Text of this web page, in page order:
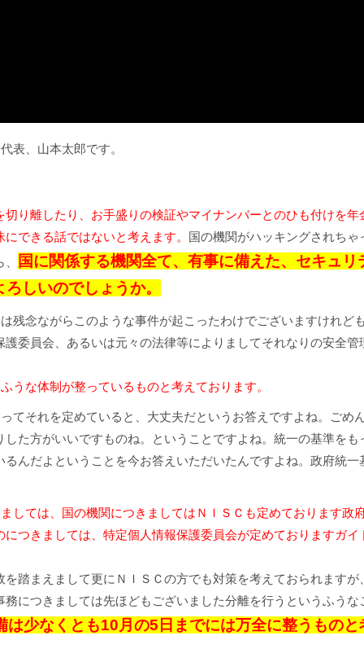
、山本太郎です。
り離したり、お手盛りの検証やマイナンバーとのひも付けを年
できる話ではないと考えます。 国の機関がハッキングされちゃ
国に関係する機関全て、有事に備えた、セキュリ
しいのでしょうか。
念ながらこのような事件が起こったわけでございますけれど
委員会、あるいは元々の法律等によりましてそれなりの安全管
うな体制が整っているものと考えております。
それを定めていると、大丈夫だというお答えですよね。ごめ
た方がいいですものね。ということですよね。統一の基準をも
んだよということを今お答えいただいたんですよね。政府統一
しては、国の機関につきましてはＮＩＳＣも定めております政
つきましては、特定個人情報保護委員会が定めておりますガイ
踏まえまして更にＮＩＳＣの方でも対策を考えておられますが
につきましては先ほどもございました分離を行うというふうな
は少なくとも10月の5日までには万全に整うものと